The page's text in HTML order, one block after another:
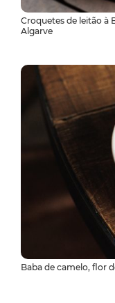
Croquetes de leitão à
Algarve
Baba de camelo, flor